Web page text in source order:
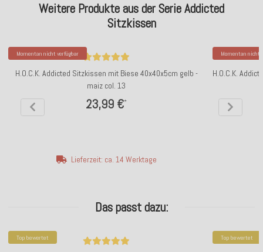
Weitere Produkte aus der Serie Addicted
Sitzkissen
Momentan nicht verfügbar
H.O.C.K. Addicted Sitzkissen mit Biese 40x40x5cm gelb -
maiz col. 13
23,99 €*
Lieferzeit: ca. 14 Werktage
Momentan nicht
H.O.C.K.
Das passt dazu:
Top bewertet Top bewertet